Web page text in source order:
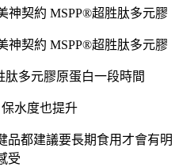
肽多元膠原蛋白一段時間
水度也提升
品都建議要長期食用才會有明
受